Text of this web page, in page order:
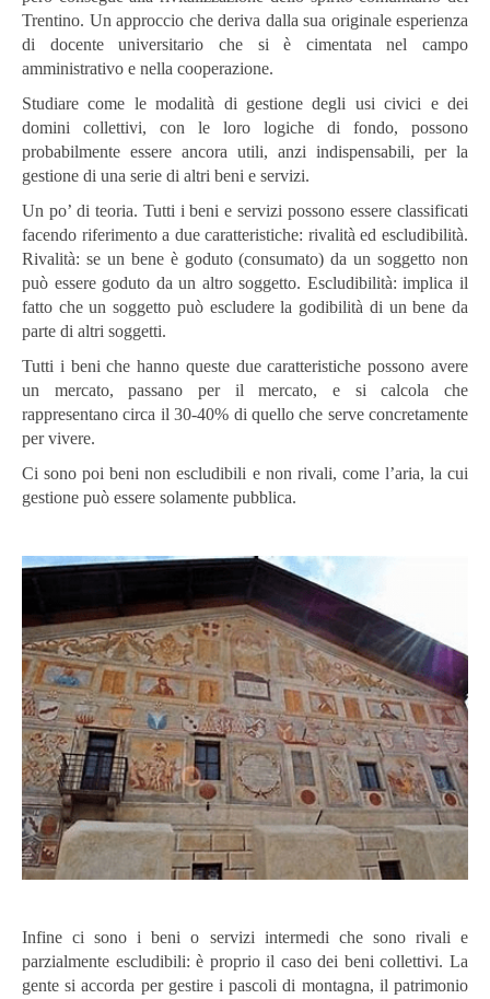
Trentino. Un approccio che deriva dalla sua originale esperienza
di docente universitario che si è cimentata nel campo
amministrativo e nella cooperazione.
Studiare come le modalità di gestione degli usi civici e dei
domini collettivi, con le loro logiche di fondo, possono
probabilmente essere ancora utili, anzi indispensabili, per la
gestione di una serie di altri beni e servizi.
Un po’ di teoria. Tutti i beni e servizi possono essere classificati
facendo riferimento a due caratteristiche: rivalità ed escludibilità.
Rivalità: se un bene è goduto (consumato) da un soggetto non
può essere goduto da un altro soggetto. Escludibilità: implica il
fatto che un soggetto può escludere la godibilità di un bene da
parte di altri soggetti.
Tutti i beni che hanno queste due caratteristiche possono avere
un mercato, passano per il mercato, e si calcola che
rappresentano circa il 30-40% di quello che serve concretamente
per vivere.
Ci sono poi beni non escludibili e non rivali, come l’aria, la cui
gestione può essere solamente pubblica.
Infine ci sono i beni o servizi intermedi che sono rivali e
parzialmente escludibili: è proprio il caso dei beni collettivi. La
gente si accorda per gestire i pascoli di montagna, il patrimonio